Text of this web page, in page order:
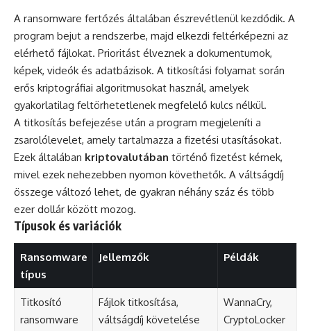
A ransomware fertőzés általában észrevétlenül kezdődik. A
program bejut a rendszerbe, majd elkezdi feltérképezni az
elérhető fájlokat. Prioritást élveznek a dokumentumok,
képek, videók és adatbázisok. A titkosítási folyamat során
erős kriptográfiai algoritmusokat használ, amelyek
gyakorlatilag feltörhetetlenek megfelelő kulcs nélkül.
A titkosítás befejezése után a program megjeleníti a
zsarolólevelet, amely tartalmazza a fizetési utasításokat.
Ezek általában kriptovalutában történő fizetést kérnek,
mivel ezek nehezebben nyomon követhetők. A váltságdíj
összege változó lehet, de gyakran néhány száz és több
ezer dollár között mozog.
Típusok és variációk
Ransomware
típus
Jellemzők Példák
Titkosító
ransomware
Fájlok titkosítása,
váltságdíj követelése
WannaCry,
CryptoLocker